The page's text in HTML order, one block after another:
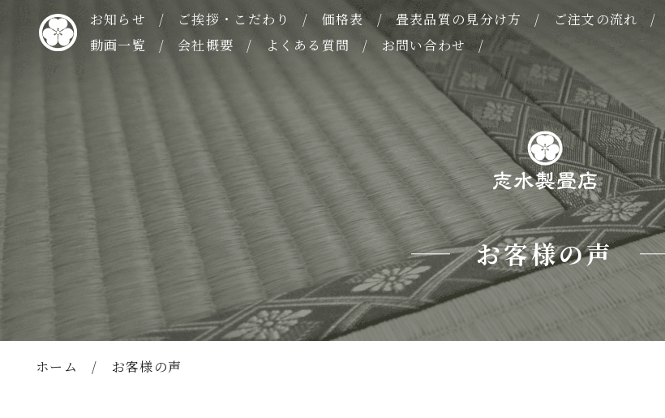
お知らせ ご挨拶・こだわり 価格表 畳表品質の見分け方 ご注文の流れ
動画一覧
会社概要 よくある質問 お問い合わせ
お客様の声
ホーム / お客様の声